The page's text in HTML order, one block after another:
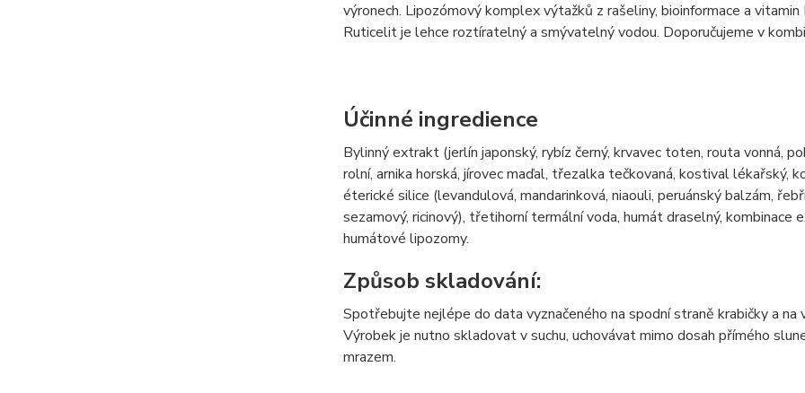
výronech. Lipozómový komplex výtažků z rašeliny, bioinformace a
Ruticelit je lehce roztíratelný a smývatelný vodou. Doporučujeme v
Účinné ingredience
Bylinný extrakt (jerlín japonský, rybíz černý, krvavec toten, routa vonná,
rolní, arnika horská, jírovec maďal, třezalka tečkovaná, kostival lékařský,
éterické silice (levandulová, mandarinková, niaouli, peruánský balzám,
sezamový, ricinový), třetihorní termální voda, humát draselný, kombinace
humátové lipozomy.
Způsob skladování:
Spotřebujte nejlépe do data vyznačeného na spodní straně krabičky a na
Výrobek je nutno skladovat v suchu, uchovávat mimo dosah přímého
mrazem.